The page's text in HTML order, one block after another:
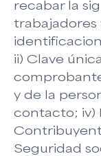
recabar la
trabajadores
ii) Clave
y de la
contacto; iv)
Seguridad